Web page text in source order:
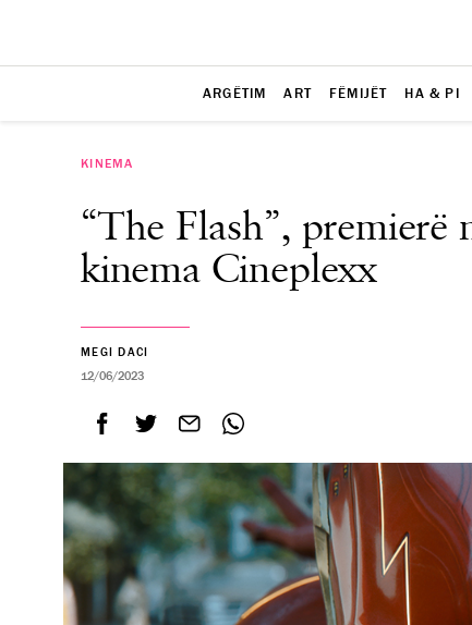
ARGËTIM ART FËMIJËT HA & PI
KINEMA
“The Flash”, premierë
kinema Cineplexx
MEGI DACI
12/06/2023